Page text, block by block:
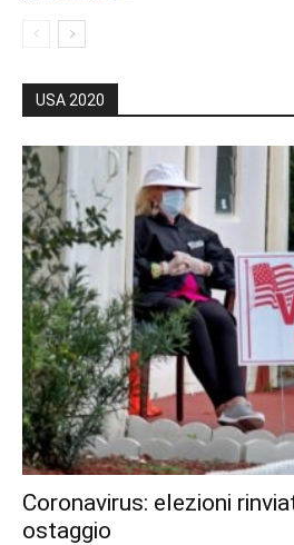
USA 2020
Coronavirus: elezioni
ostaggio